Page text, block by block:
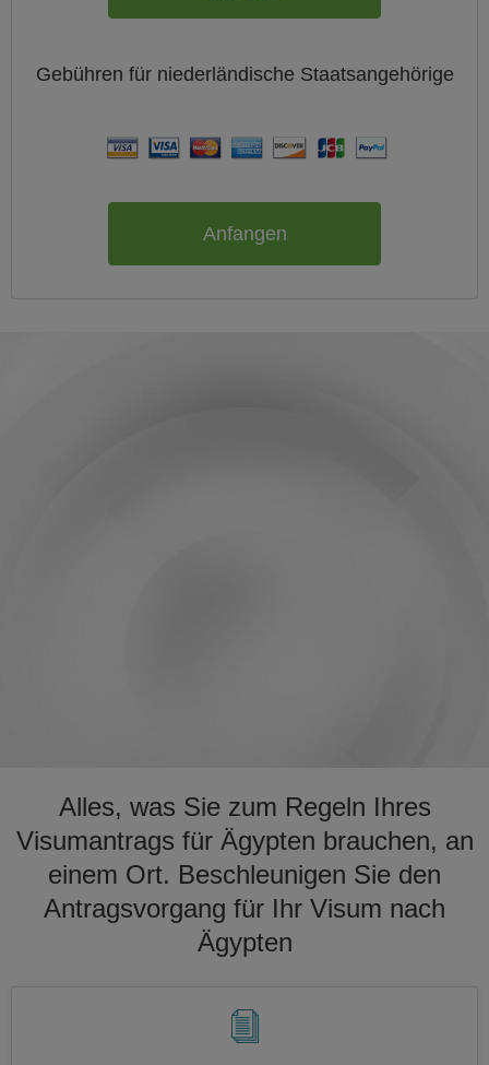
Gebühren für niederländische Staatsangehörige
Anfangen
Alles, was Sie zum Regeln Ihres
Visumantrags für Ägypten brauchen, an
einem Ort. Beschleunigen Sie den
Antragsvorgang für Ihr Visum nach
Ägypten